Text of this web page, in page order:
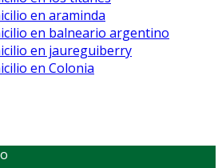
en araminda
en balneario argentino
en jaureguiberry
en Colonia